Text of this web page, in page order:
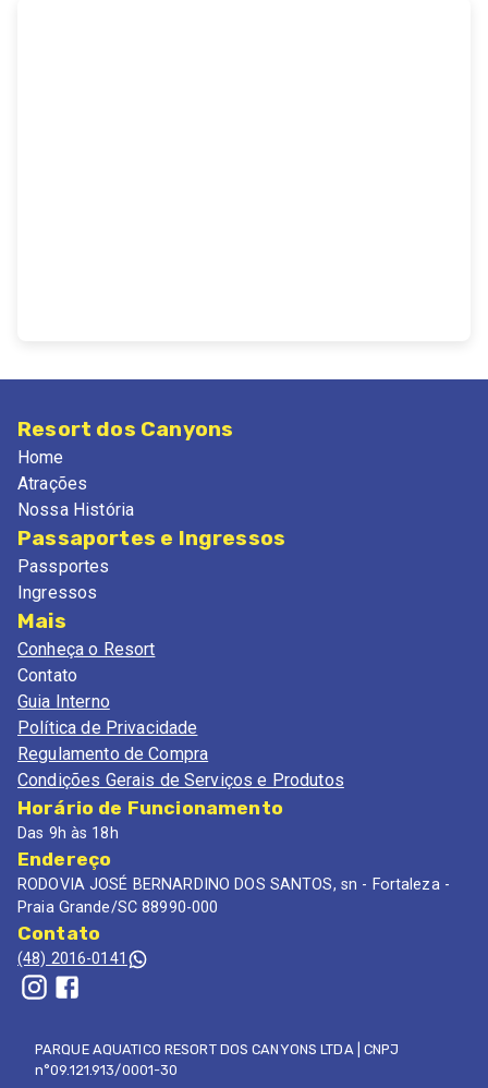
Resort dos Canyons
Home
Atrações
Nossa História
Passaportes e Ingressos
Passportes
Ingressos
Mais
Conheça o Resort
Contato
Guia Interno
Política de Privacidade
Regulamento de Compra
Condições Gerais de Serviços e Produtos
Horário de Funcionamento
Das 9h às 18h
Endereço
RODOVIA JOSÉ BERNARDINO DOS SANTOS, sn - Fortaleza -
Praia Grande/SC 88990-000
Contato
(48) 2016-0141
PARQUE AQUATICO RESORT DOS CANYONS LTDA | CNPJ
n°09.121.913/0001-30